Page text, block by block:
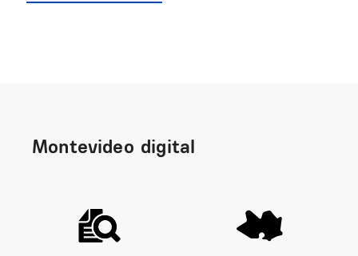
Montevideo digital